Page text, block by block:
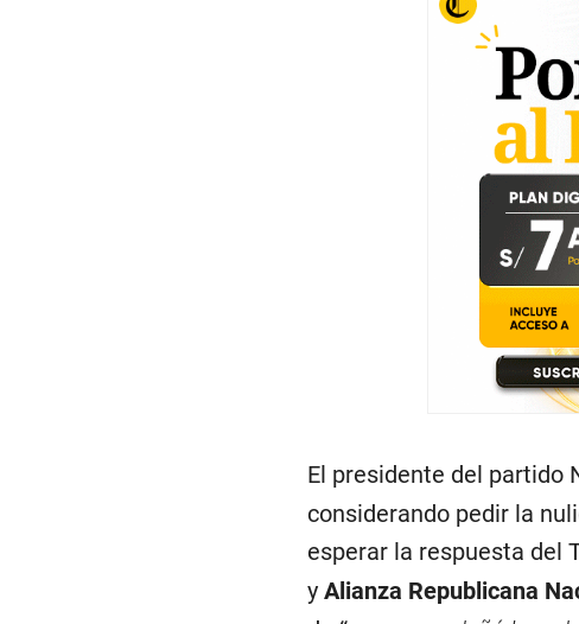
El presidente del partido
considerando pedir la
esperar la respuesta del
y Alianza Republicana